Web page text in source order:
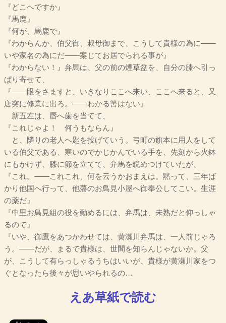
『どこへですか』
『馬鹿』
『何が、馬鹿で』
『わからんか、伯父御、叔母御まで、こうして貴様の為に――
いや家名の為にだ――案じてお居でられる事が』
『わからない！』弁馬は、父の前の煙草盆を、自分の膝へ引っ
ぱり寄せて、
『――眼をさますと、いきなりここへ来い、ここへ来ると、又
唐突に修業に出ろ。――わかる筈はない』
新五左は、唇へ歯を当てて、
『これじゃよ！ 何うもならん』
と、隣りの老人へ匙を投げていう。弓町の旗本に用人をして
いる伯父である、寒いのでかじかんでいる手を、先刻から火鉢
にもかけず、膝に節を立てて、弁馬を睨めつけていたが、
『これ。――これこれ、何を云うかおまえは。黙って、三年ば
かり他国へ行って、他藩のお鳥見小屋へ御奉公してこい。生涯
の薬だ』
『中里お鳥見組の役を勤めるには、弁馬は、未熟だと仰っしゃ
るので』
『いや、御鷹をあつかわせては、黄瀬川弁馬は、一人前じゃろ
う。――だが、まるで貴様は、世間を知らんじゃないか。父
が、こうして有らっしゃるうちはいいが、貴様が黄瀬川家をつ
ぐとなったら後々が思いやられるの…
えあ草紙で読む